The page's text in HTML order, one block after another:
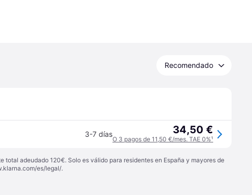
Recomendado
3-7 días 34,50 €
O 3 pagos de 11,50 €/mes. TAE 0%¹
total adeudado 120€. Solo es válido para residentes en España y mayores de
es/legal/.